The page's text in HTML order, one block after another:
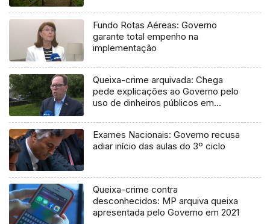
Fundo Rotas Aéreas: Governo
garante total empenho na
implementação
Queixa-crime arquivada: Chega
pede explicações ao Governo pelo
uso de dinheiros públicos em
Exames Nacionais: Governo recusa
adiar início das aulas do 3º ciclo
Queixa-crime contra
desconhecidos: MP arquiva queixa
apresentada pelo Governo em 2021